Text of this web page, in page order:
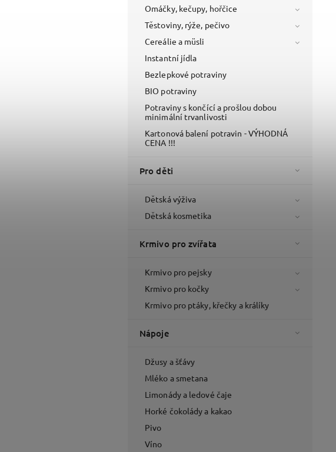
Omáčky, kečupy, hořčice
Těstoviny, rýže, pečivo
Cereálie a müsli
Instantní jídla
Bezlepkové potraviny
BIO potraviny
Potraviny s končící a prošlou dobou
minimální trvanlivosti
Kartonová balení potravin - VÝHODNÁ
CENA !!!
Pro děti
Dětská výživa
Dětská kosmetika
Krmivo pro zvířata
Krmivo pro pejsky
Krmivo pro kočky
Krmivo pro ptáky, křečky a králíky
Nápoje
Džusy a šťávy
Mléko a smetana
Limonády a ledové čaje
Horké čokolády a kakao
Pivo
Víno